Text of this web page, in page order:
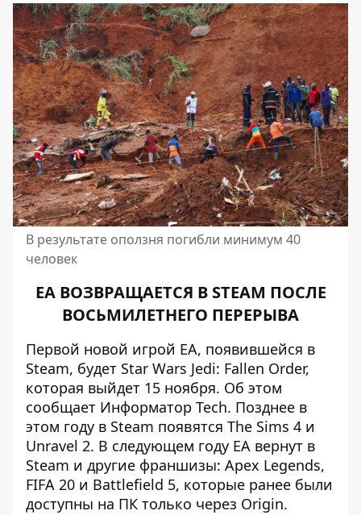
В результате оползня погибли минимум 40
человек
EA ВОЗВРАЩАЕТСЯ В STEAM ПОСЛЕ
ВОСЬМИЛЕТНЕГО ПЕРЕРЫВА
Первой новой игрой EA, появившейся в
Steam, будет Star Wars Jedi: Fallen Order,
которая выйдет 15 ноября. Об этом
сообщает Информатор Tech. Позднее в
этом году в Steam появятся The Sims 4 и
Unravel 2. В следующем году EA вернут в
Steam и другие франшизы: Apex Legends,
FIFA 20 и Battlefield 5, которые ранее были
доступны на ПК только через Origin.